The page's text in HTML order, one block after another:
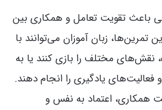
باعث تقویت تعامل و همکاری بین
تمرین‌ها، زبان آموزان می‌توانند با
نقش‌های مختلف را بازی کنند یا به
یادگیری را انجام دهند.
همکاری، اعتماد به نفس و